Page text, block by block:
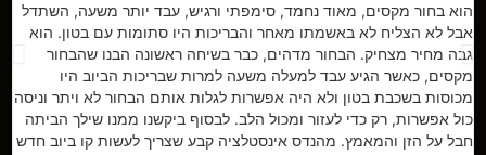
הוא בחור מקסים, מאוד נחמד, סימפתי ורגיש, עבד יותר משעה, השתדל
אבל לא הצליח לא באשמתו מאחר והבריכות היו סתומות עם בטון. הוא
גבה מחיר מצחיק. הבחור מדהים, כבר בשיחה ראשונה הבנו שהבחור
מקסים, כאשר הגיע עבד למעלה משעה למרות שבריכות הביוב היו
מכוסות בשכבת בטון ולא היה אפשרות לגלות אותם הבחור לא ויתר וניסה
כול אפשרות, רק כדי לעזור ומכול הלב. לבסוף ביקשנו ממנו שילך הביתה
חבל על הזן והמאמץ. מהנדס אינסטלציה קבע שצריך לעשות קו ביוב חדש